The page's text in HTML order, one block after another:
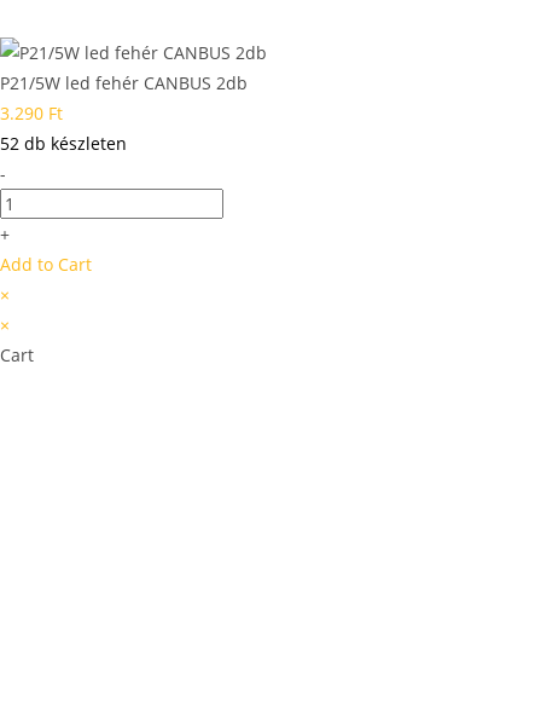
P21/5W led fehér CANBUS 2db
3.290 Ft
52 db készleten
-
+
Add to Cart
×
×
Cart